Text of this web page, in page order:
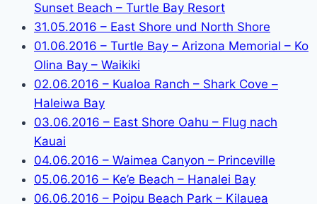
Sunset Beach – Turtle Bay Resort
31.05.2016 – East Shore und North Shore
01.06.2016 – Turtle Bay – Arizona Memorial – Ko
Olina Bay – Waikiki
02.06.2016 – Kualoa Ranch – Shark Cove –
Haleiwa Bay
03.06.2016 – East Shore Oahu – Flug nach
Kauai
04.06.2016 – Waimea Canyon – Princeville
05.06.2016 – Ke’e Beach – Hanalei Bay
06.06.2016 – Poipu Beach Park – Kilauea